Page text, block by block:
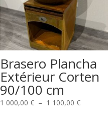
Brasero Plancha
Extérieur Corten
90/100 cm
1 000,00 € – 1 100,00 €Plage